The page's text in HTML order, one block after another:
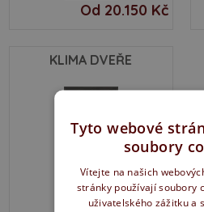
Od 20.150 Kč
KLIMA DVEŘE
Tyto webové
soubory
Vítejte na našich
stránky používají soubory
uživatelského zážitku a